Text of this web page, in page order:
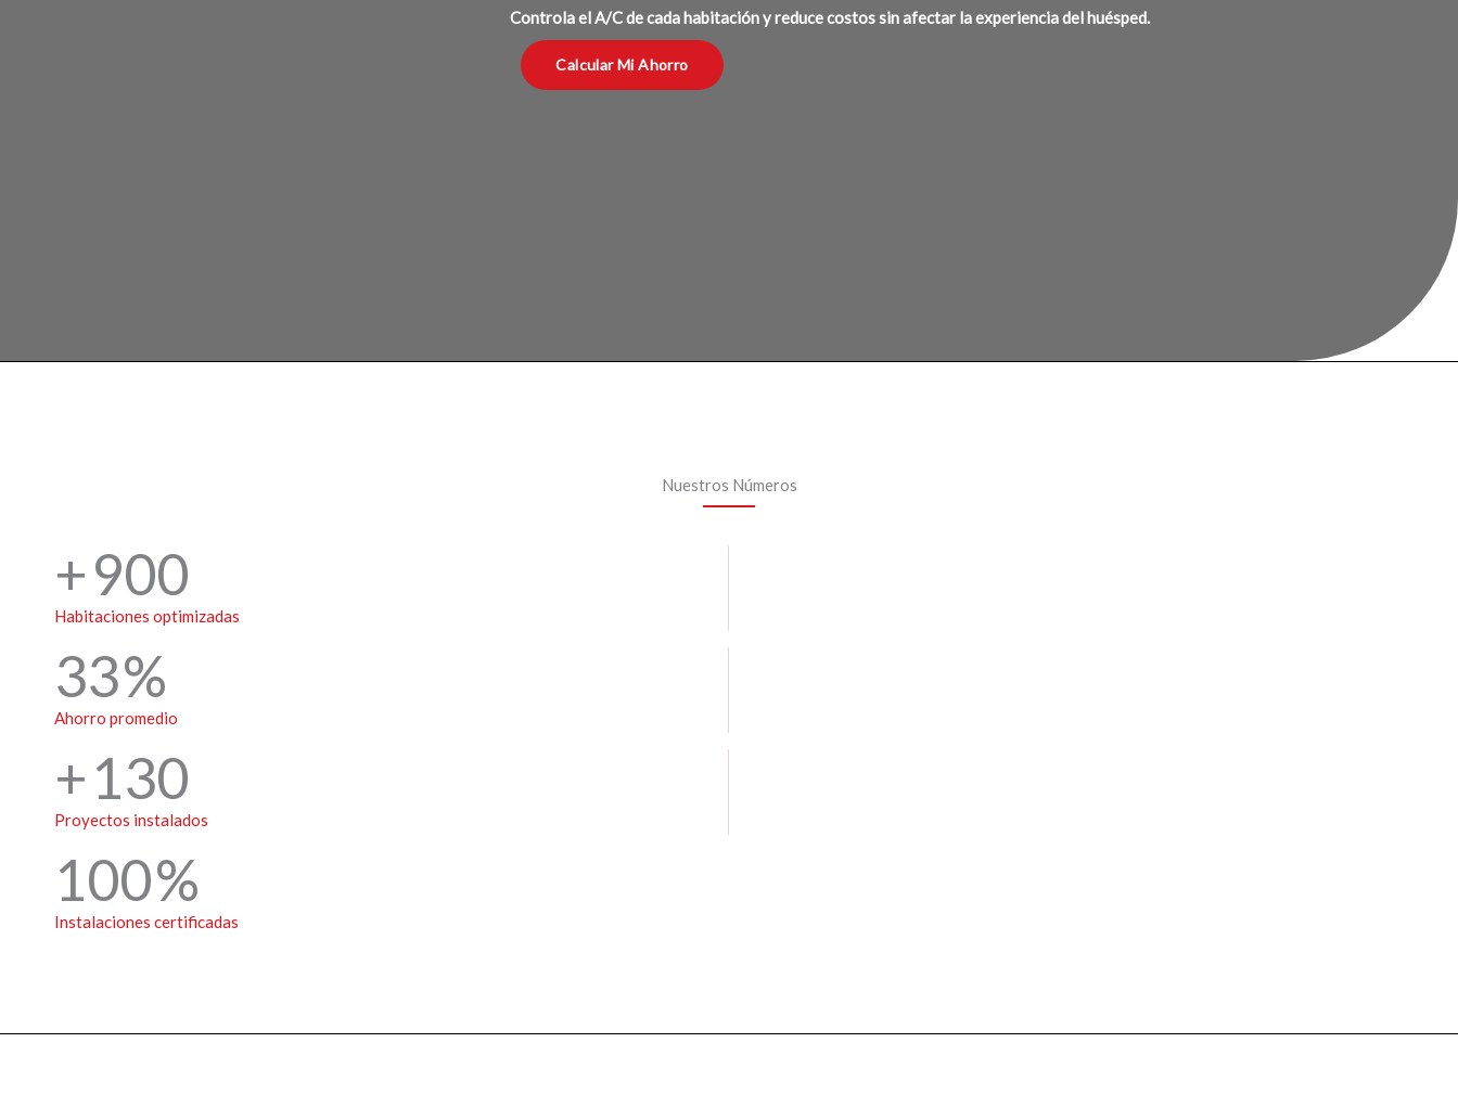
Controla el A/C de cada habitación y reduce costos sin afectar la experiencia del huésped.
Calcular Mi Ahorro
Nuestros Números
900
Habitaciones optimizadas
33
Ahorro promedio
130
Proyectos instalados
100
Instalaciones certificadas